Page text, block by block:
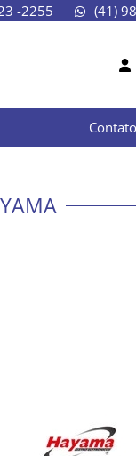
-2255 (41)
Contato